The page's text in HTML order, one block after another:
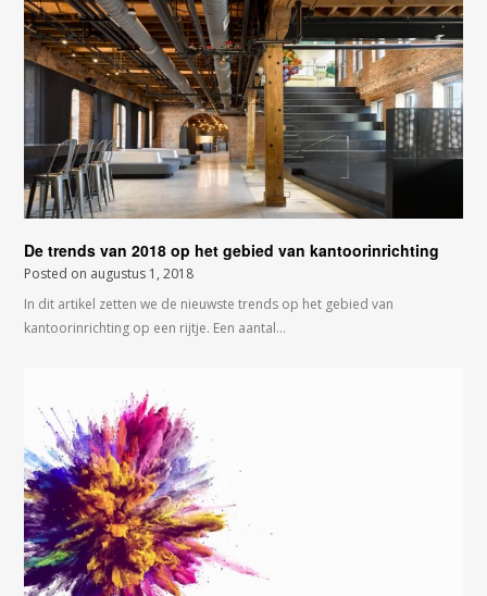
De trends van 2018 op het gebied van kantoorinrichting
Posted on augustus 1, 2018
In dit artikel zetten we de nieuwste trends op het gebied van
kantoorinrichting op een rijtje. Een aantal…